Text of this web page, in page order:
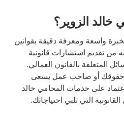
خالد الزوير؟
واسعة ومعرفة دقيقة بقوانين
من تقديم استشارات قانونية
المتعلقة بالقانون العمالي.
حقوقك أو صاحب عمل يسعى
على خدمات المحامي خالد
التي تلبي احتياجاتك.